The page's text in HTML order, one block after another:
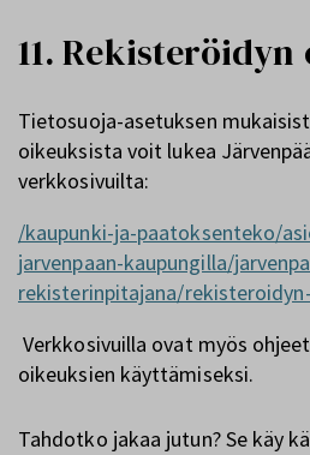
11.
Tietosuoja-asetuksen
oikeuksista voit lukea
verkkosivuilta:
/kaupunki-ja-paatoksenteko/
jarvenpaan-kaupungilla/
rekisterinpitajana/
Verkkosivuilla ovat myös
oikeuksien käyttämiseksi.
Tahdotko jakaa jutun? Se käy